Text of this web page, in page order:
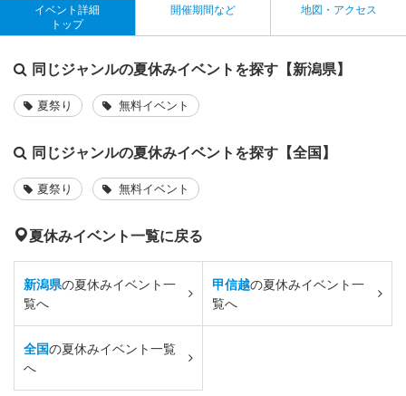
イベント詳細
トップ
開催期間など 地図・アクセス
同じジャンルの夏休みイベントを探す【新潟県】
夏祭り 無料イベント
同じジャンルの夏休みイベントを探す【全国】
夏祭り 無料イベント
夏休みイベント一覧に戻る
新潟県の夏休みイベント一
覧へ
甲信越の夏休みイベント一
覧へ
全国の夏休みイベント一覧
へ